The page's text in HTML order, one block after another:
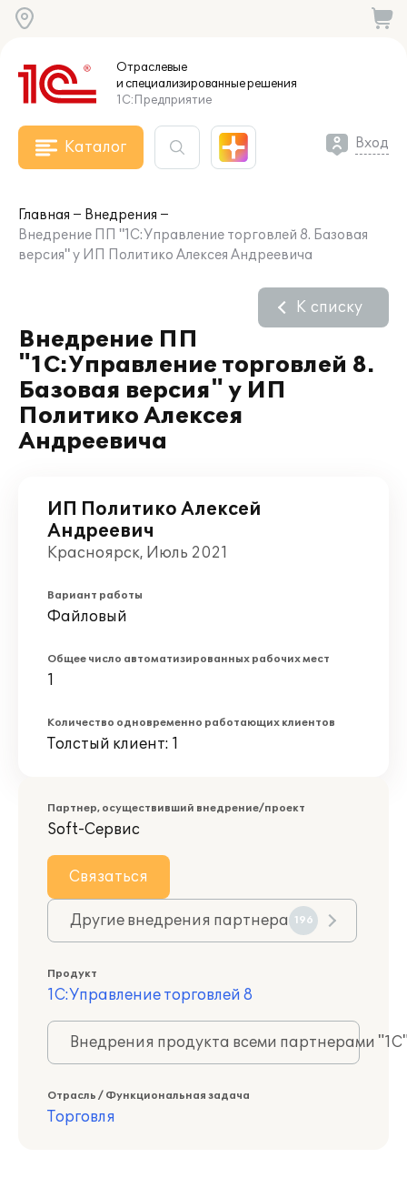
Отраслевые
и специализированныерешения
1С:Предприятие
Каталог Вход
Главная
Внедрения
Внедрение ПП "1С:Управление торговлей 8. Базовая
версия" у ИП Политико Алексея Андреевича
Внедрение ПП
"1С:Управление торговлей 8.
Базовая версия" у ИП
Политико Алексея
Андреевича
К списку
ИП Политико Алексей
Андреевич
Красноярск, Июль 2021
Вариант работы
Файловый
Общее число автоматизированных рабочих мест
1
Количество одновременно работающих клиентов
Толстый клиент: 1
Партнер, осуществивший внедрение/проект
Soft-Сервис
Связаться
Другие внедрения партнера 196
Продукт
1С:Управление торговлей 8
Внедрения продукта всеми партнерами
Отрасль / Функциональная задача
Торговля